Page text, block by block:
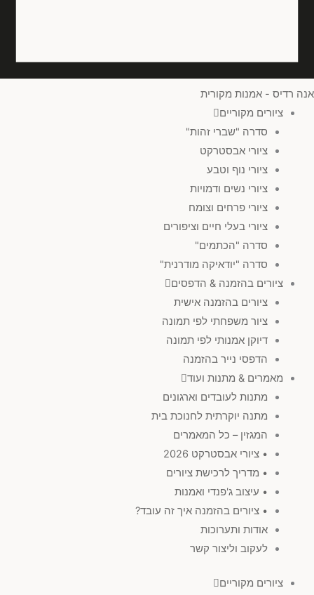
אנה רדיס - אמנות מקורית
ציורים מקוריים
סדרה "שברי זהות"
ציורי אבסטרקט
ציורי נוף וטבע
ציורי נשים ודמויות
ציורי פרחים וצומח
ציורי בעלי חיים וציפורים
סדרה "הכתמים"
סדרה "יודאיקה מודרנית"
ציורים בהזמנה & הדפסים
ציורים בהזמנה אישית
ציור משפחתי לפי תמונה
דיוקן אמנותי לפי תמונה
הדפסי נייר בהזמנה
מאמרים & מתנות ועוד
מתנות לעובדים וארגונים
מתנה יוקרתית לחנוכת בית
המגזין – כל המאמרים
• ציורי אבסטרקט 2026
• מדריך לרכישת ציורים
• עיצוב ג'פנדי ואמנות
• ציורים בהזמנה איך זה עובד?
אודות ותערוכות
לעקוב וליצור קשר
ציורים מקוריים